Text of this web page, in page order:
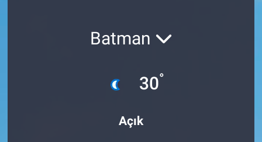
Batman
30°
Açık